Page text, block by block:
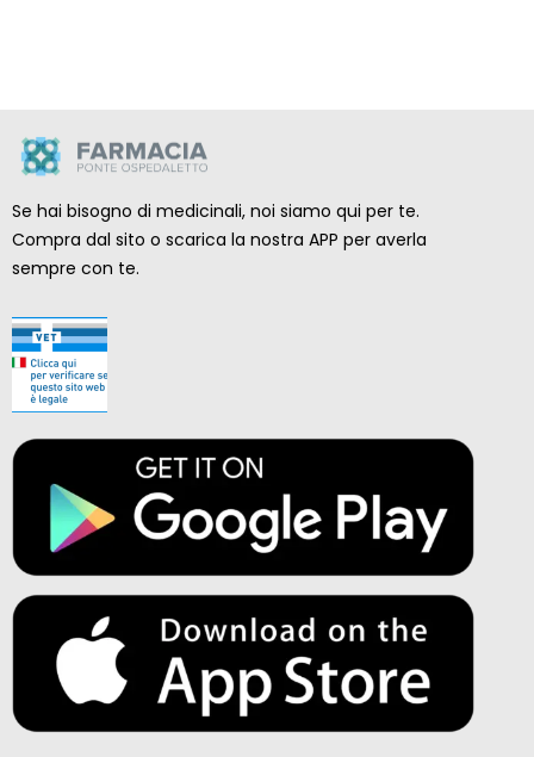
Se hai bisogno di medicinali, noi siamo qui per te.
Compra dal sito o scarica la nostra APP per averla
sempre con te.